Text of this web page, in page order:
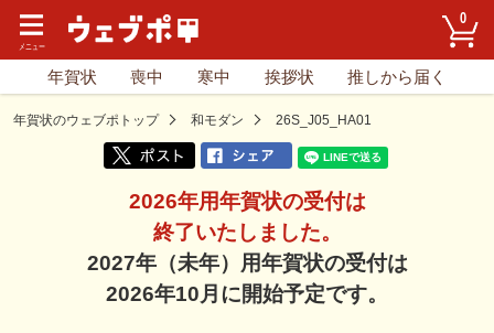
0
年賀状 喪中 寒中 挨拶状 推しから届く
年賀状のウェブポトップ 和モダン 26S_J05_HA01
2026年用年賀状の受付は
終了いたしました。
2027年（未年）用年賀状の受付は
2026年10月に開始予定です。